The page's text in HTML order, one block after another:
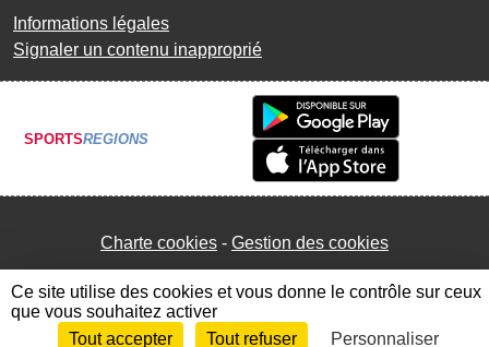
Informations légales
Signaler un contenu inapproprié
SPORTSREGIONS
Charte cookies Gestion des cookies
Envie de participer ? Connexion
Ce site utilise des cookies et vous donne le contrôle sur ceux
que vous souhaitez activer
Tout accepter
Tout refuser Personnaliser